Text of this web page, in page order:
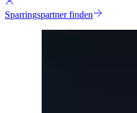
Sparringspartner finden